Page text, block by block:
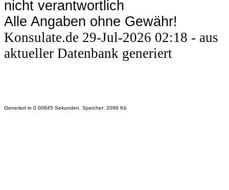
nicht verantwortlich
Alle Angaben ohne Gewähr!
Konsulate.de 29-Jul-2026 02:18 - aus
aktueller Datenbank generiert
Generiert in 0.00845 Sekunden. Speicher: 2099 Kb